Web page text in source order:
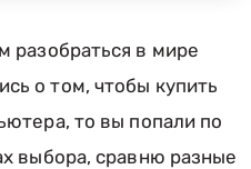
разобраться в мире
о том, чтобы купить
то вы попали по
выбора, сравню разные